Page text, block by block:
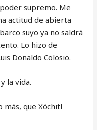
supremo. Me
actitud de abierta
suyo ya no saldrá
Lo hizo de
Donaldo Colosio.
la vida.
más, que Xóchitl